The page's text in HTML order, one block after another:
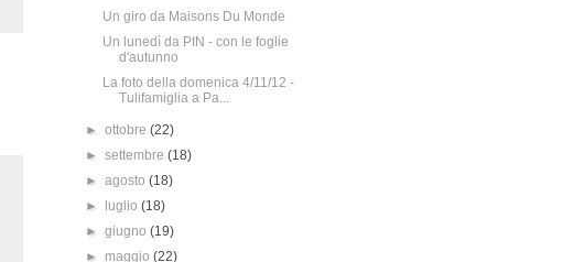
Un giro da Maisons Du Monde
Un lunedì da PIN - con le foglie
d'autunno
La foto della domenica 4/11/12 -
Tulifamiglia a Pa...
►ottobre(22)
►settembre(18)
►agosto(18)
►
luglio(18)
►giugno(19)
► maggio(22)